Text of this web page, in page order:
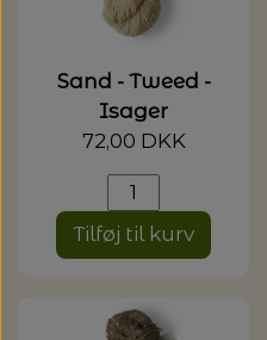
Sand - Tweed -
Isager
72,00 DKK
Tilføj til kurv